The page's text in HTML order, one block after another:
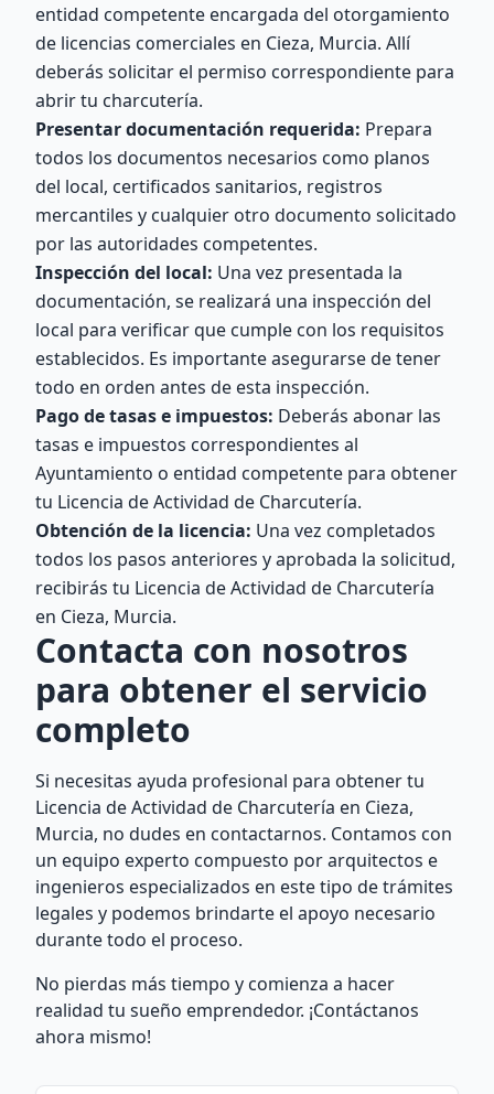
entidad competente encargada del otorgamiento
de licencias comerciales en Cieza, Murcia. Allí
deberás solicitar el permiso correspondiente para
abrir tu charcutería.
Presentar documentación requerida: Prepara
todos los documentos necesarios como planos
del local, certificados sanitarios, registros
mercantiles y cualquier otro documento solicitado
por las autoridades competentes.
Inspección del local: Una vez presentada la
documentación, se realizará una inspección del
local para verificar que cumple con los requisitos
establecidos. Es importante asegurarse de tener
todo en orden antes de esta inspección.
Pago de tasas e impuestos: Deberás abonar las
tasas e impuestos correspondientes al
Ayuntamiento o entidad competente para obtener
tu Licencia de Actividad de Charcutería.
Obtención de la licencia: Una vez completados
todos los pasos anteriores y aprobada la solicitud,
recibirás tu Licencia de Actividad de Charcutería
en Cieza, Murcia.
Contacta con nosotros
para obtener el servicio
completo
Si necesitas ayuda profesional para obtener tu
Licencia de Actividad de Charcutería en Cieza,
Murcia, no dudes en contactarnos. Contamos con
un equipo experto compuesto por arquitectos e
ingenieros especializados en este tipo de trámites
legales y podemos brindarte el apoyo necesario
durante todo el proceso.
No pierdas más tiempo y comienza a hacer
realidad tu sueño emprendedor. ¡Contáctanos
ahora mismo!